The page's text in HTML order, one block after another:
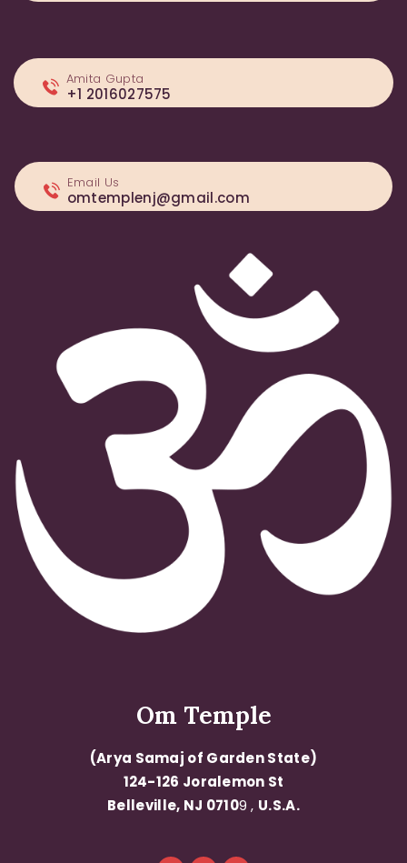
Amita Gupta
+1 2016027575
Email Us
omtemplenj@gmail.com
Om Temple
(Arya Samaj of Garden State)
124-126 Joralemon St
Belleville, NJ 07109 , U.S.A.